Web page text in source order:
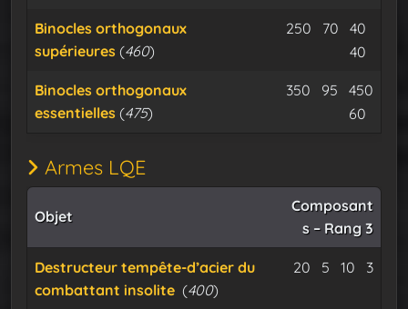
Binocles orthogonaux
supérieures (460)
250 Minerai
70 Minerai
40
40
Binocles orthogonaux
essentielles (475)
350 Minerai
95 Minerai
450
Cable
60
Armes LQE
Objet
Composant
s – Rang 3
Destructeur tempête-d’acier du
combattant insolite (400)
20 Minerai
5 Minerai
10 Cable
3